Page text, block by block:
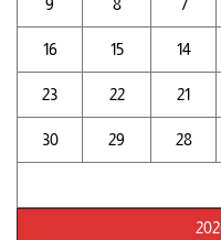
14
15
16
21
22
23
28
29
30